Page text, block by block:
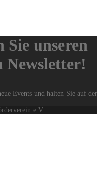
Sie unseren
Newsletter!
Events und halten Sie auf
e.V.